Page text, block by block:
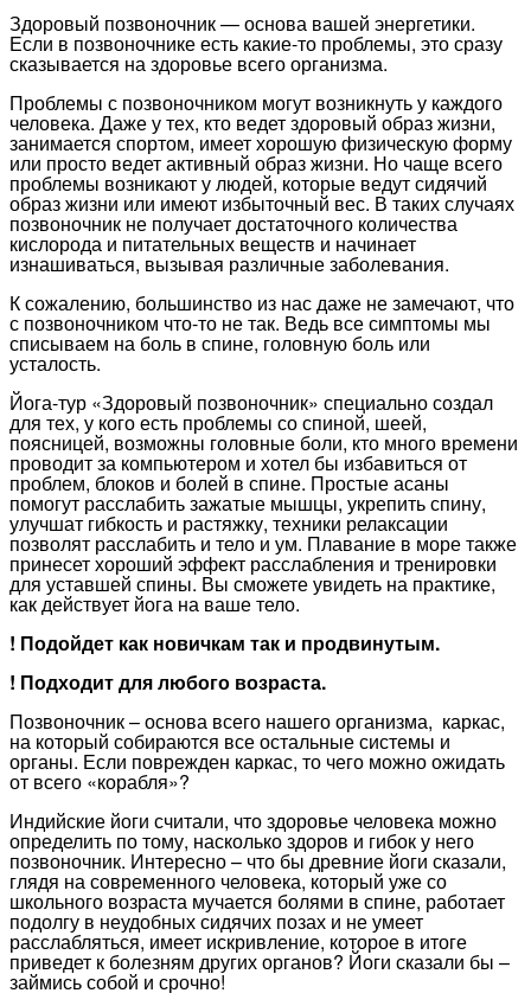
Здоровый позвоночник — основа вашей энергетики.
Если в позвоночнике есть какие-то проблемы, это сразу
сказывается на здоровье всего организма.
Проблемы с позвоночником могут возникнуть у каждого
человека. Даже у тех, кто ведет здоровый образ жизни,
занимается спортом, имеет хорошую физическую форму
или просто ведет активный образ жизни. Но чаще всего
проблемы возникают у людей, которые ведут сидячий
образ жизни или имеют избыточный вес. В таких случаях
позвоночник не получает достаточного количества
кислорода и питательных веществ и начинает
изнашиваться, вызывая различные заболевания.
К сожалению, большинство из нас даже не замечают, что
с позвоночником что-то не так. Ведь все симптомы мы
списываем на боль в спине, головную боль или
усталость.
Йога-тур «Здоровый позвоночник» специально создал
для тех, у кого есть проблемы со спиной, шеей,
поясницей, возможны головные боли, кто много времени
проводит за компьютером и хотел бы избавиться от
проблем, блоков и болей в спине. Простые асаны
помогут расслабить зажатые мышцы, укрепить спину,
улучшат гибкость и растяжку, техники релаксации
позволят расслабить и тело и ум. Плавание в море также
принесет хороший эффект расслабления и тренировки
для уставшей спины. Вы сможете увидеть на практике,
как действует йога на ваше тело.
! Подойдет как новичкам так и продвинутым.
! Подходит для любого возраста.
Позвоночник – основа всего нашего организма, каркас,
на который собираются все остальные системы и
органы. Если поврежден каркас, то чего можно ожидать
от всего «корабля»?
Индийские йоги считали, что здоровье человека можно
определить по тому, насколько здоров и гибок у него
позвоночник. Интересно – что бы древние йоги сказали,
глядя на современного человека, который уже со
школьного возраста мучается болями в спине, работает
подолгу в неудобных сидячих позах и не умеет
расслабляться, имеет искривление, которое в итоге
приведет к болезням других органов? Йоги сказали бы –
займись собой и срочно!